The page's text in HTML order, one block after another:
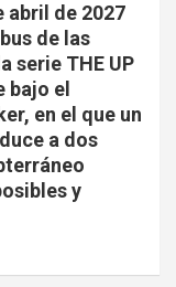
abril de 2027
de las
serie THE UP
bajo el
en el que un
a dos
y